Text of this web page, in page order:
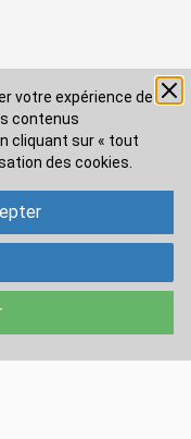
votre expérience de
contenus
cliquant sur « tout
des cookies.